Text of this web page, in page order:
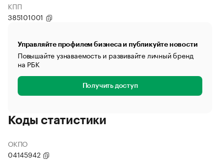
КПП
385101001
Управляйте профилем бизнеса и публикуйте новости
Повышайте узнаваемость и развивайте личный бренд
на РБК
Получить доступ
Коды статистики
ОКПО
04145942